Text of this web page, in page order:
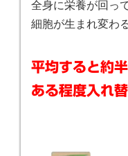
全身に栄養が回っ
細胞が生まれ変わ
平均すると約
ある程度入れ